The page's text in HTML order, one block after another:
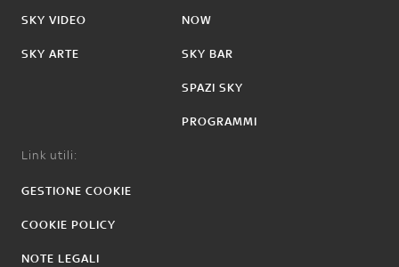
SKY VIDEO
SKY ARTE
NOW
SKY BAR
SPAZI SKY
PROGRAMMI
Link utili:
GESTIONE COOKIE
COOKIE POLICY
NOTE LEGALI